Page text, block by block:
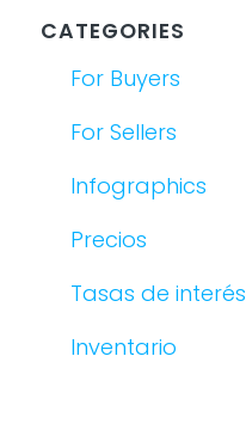
CATEGORIES
For Buyers
For Sellers
Infographics
Precios
Tasas de interés
Inventario